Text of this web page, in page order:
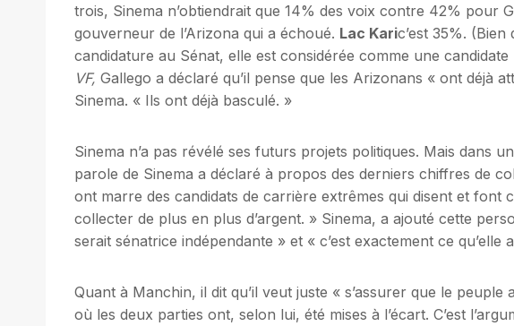
trois, Sinema n’obtiendrait que 14% des voix contre 42% pour
gouverneur de l’Arizona qui a échoué. Lac Karic’est 35%. (Bien
candidature au Sénat, elle est considérée comme une
VF, Gallego a déclaré qu’il pense que les Arizonans « ont déjà
Sinema. « Ils ont déjà basculé. »
Sinema n’a pas révélé ses futurs projets politiques. Mais dans
parole de Sinema a déclaré à propos des derniers chiffres de
ont marre des candidats de carrière extrêmes qui disent et font
collecter de plus en plus d’argent. » Sinema, a ajouté cette
serait sénatrice indépendante » et « c’est exactement ce qu’elle
Quant à Manchin, il dit qu’il veut juste « s’assurer que le
où les deux parties ont, selon lui, été mises à l’écart. C’est